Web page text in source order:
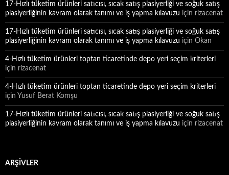
17-Hızlı tüketim ürünleri satıcısı, sıcak satış plasiyerliği ve soğuk satış
plasiyerliğinin kavram olarak tanımı ve iş yapma kılavuzu için rizacenat
17-Hızlı tüketim ürünleri satıcısı, sıcak satış plasiyerliği ve soğuk satış
plasiyerliğinin kavram olarak tanımı ve iş yapma kılavuzu için Okan
4-Hızlı tüketim ürünleri toptan ticaretinde depo yeri seçim kriterleri
için rizacenat
4-Hızlı tüketim ürünleri toptan ticaretinde depo yeri seçim kriterleri
için Yusuf Berat Komşu
17-Hızlı tüketim ürünleri satıcısı, sıcak satış plasiyerliği ve soğuk satış
plasiyerliğinin kavram olarak tanımı ve iş yapma kılavuzu için rizacenat
ARŞIVLER